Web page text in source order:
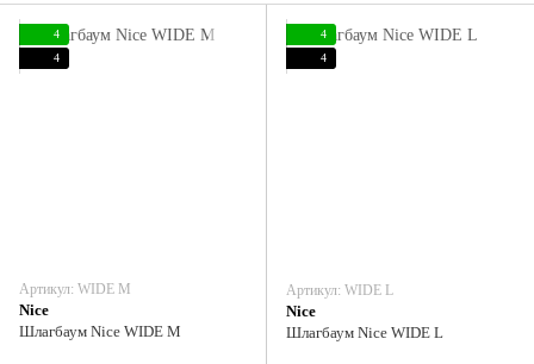
4
4
Артикул: WIDE M
Nice
Шлагбаум Nice WIDE M
4
4
Артикул: WIDE L
Nice
Шлагбаум Nice WIDE L